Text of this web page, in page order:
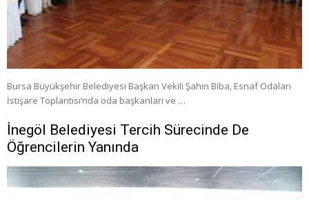
Bursa Büyükşehir Belediyesi Başkan Vekili Şahin Biba, Esnaf Odaları
İstişare Toplantısı’nda oda başkanları ve …
İnegöl Belediyesi Tercih Sürecinde De
Öğrencilerin Yanında